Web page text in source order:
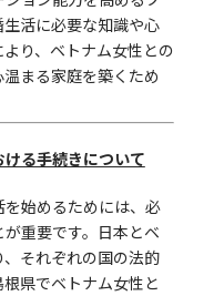
活に必要な知識や心
り、ベトナム女性との
まる家庭を築くため
る手続きについて
始めるためには、必
重要です。日本とベ
それぞれの国の法的
県でベトナム女性と